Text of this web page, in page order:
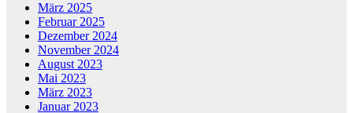
März 2025
Februar 2025
Dezember 2024
November 2024
August 2023
Mai 2023
März 2023
Januar 2023